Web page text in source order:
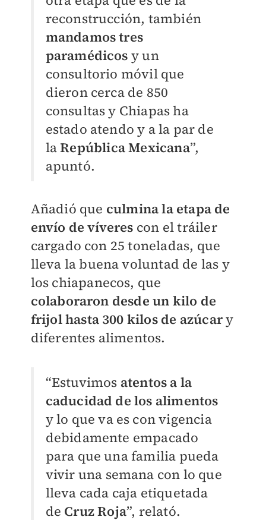
reconstrucción, también
mandamos tres
paramédicos y un
consultorio móvil que
dieron cerca de 850
consultas y Chiapas ha
estado atendo y a la par de
laRepública Mexicana”,
apuntó.
Añadió que culmina la etapa de
envío de víveres con el tráiler
cargado con 25 toneladas, que
lleva la buena voluntad de las y
los chiapanecos, que
colaboraron desde un kilo de
frijol hasta 300 kilos de azúcary
diferentes alimentos.
“Estuvimos atentos a la
caducidad de los alimentos
y lo que va es con vigencia
debidamente empacado
para que una familia pueda
vivir una semana con lo que
lleva cada caja etiquetada
de Cruz Roja”, relató.